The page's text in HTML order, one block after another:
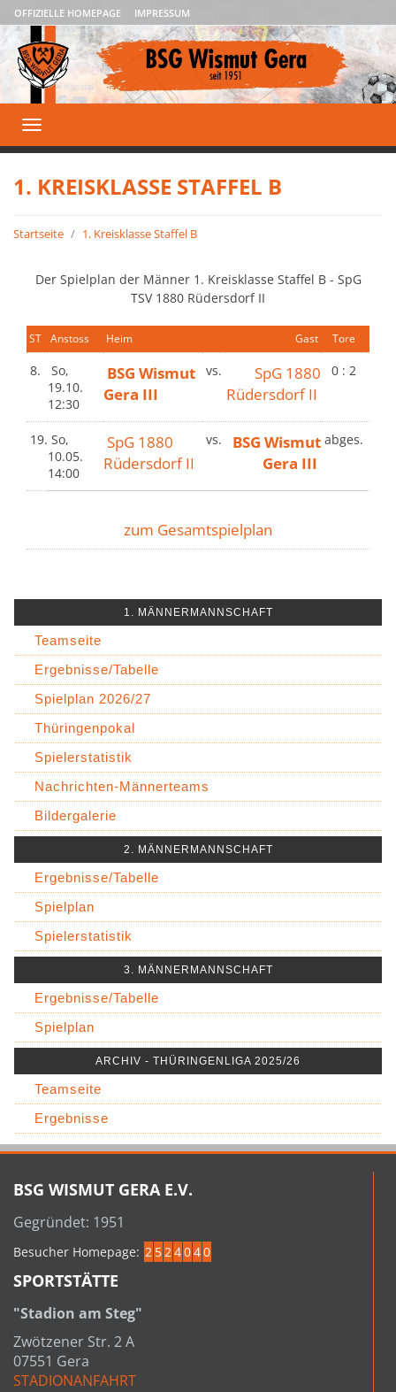
OFFIZIELLE HOMEPAGE IMPRESSUM
Toggle
navigation
1. KREISKLASSE STAFFEL B
Startseite 1. Kreisklasse Staffel B
Der Spielplan der Männer 1. Kreisklasse Staffel B - SpG
TSV 1880 Rüdersdorf II
ST Anstoss Heim Gast Tore
8.
So,
19.10.
12:30
BSG Wismut
Gera III
vs.
SpG 1880
Rüdersdorf II
0 : 2
19. So,
10.05.
14:00
SpG 1880
Rüdersdorf II
vs.
BSG Wismut
Gera III
abges.
zum Gesamtspielplan
1. MÄNNERMANNSCHAFT
Teamseite
Ergebnisse/Tabelle
Spielplan 2026/27
Thüringenpokal
Spielerstatistik
Nachrichten-Männerteams
Bildergalerie
2. MÄNNERMANNSCHAFT
Ergebnisse/Tabelle
Spielplan
Spielerstatistik
3. MÄNNERMANNSCHAFT
Ergebnisse/Tabelle
Spielplan
ARCHIV - THÜRINGENLIGA 2025/26
Teamseite
Ergebnisse
BSG WISMUT GERA E.V.
Gegründet: 1951
Besucher Homepage: 2 524040
SPORTSTÄTTE
"Stadion am Steg"
Zwötzener Str. 2 A
07551 Gera
STADIONANFAHRT